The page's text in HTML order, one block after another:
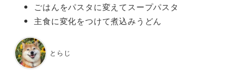
ごはんをパスタに変えてスープパスタ
主食に変化をつけて煮込みうどん
とらじ